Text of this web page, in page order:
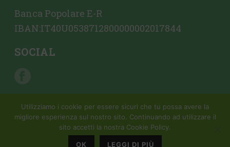
Banca Popolare E-R
IBAN:IT40U0538712800000002017844
SOCIAL
Copyright All Rights Reserved © 2015 Mondattivo |
web da Crovi Consulting SRL
Utilizziamo i cookie per essere sicuri che tu possa avere la
migliore esperienza sul nostro sito. Continuando ad utilizzare il
sito accetti la nostra Cookie Policy.
OK LEGGI DI PIÙ